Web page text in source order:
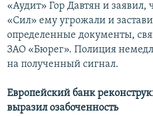
«Аудит» Гор Давтян и заявил,
«Сил» ему угрожали и
определенные документы,
ЗАО «Бюрег». Полиция
на полученный сигнал.
Европейский банк
выразил озабоченность